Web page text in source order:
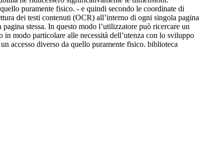
puramente fisico. - e quindi secondo le coordinate di
dei testi contenuti (OCR) all’interno di ogni singola pagina
stessa. In questo modo l’utilizzatore può ricercare un
modo particolare alle necessità dell’utenza con lo sviluppo
accesso diverso da quello puramente fisico. biblioteca